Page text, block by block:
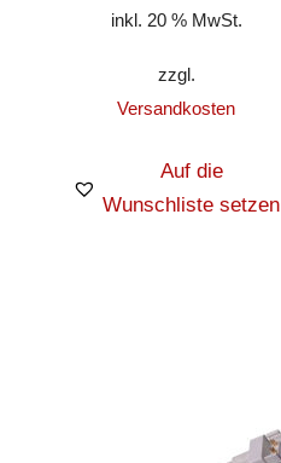
inkl. 20 % MwSt.
zzgl.
Versandkosten
Auf die
Wunschliste setzen